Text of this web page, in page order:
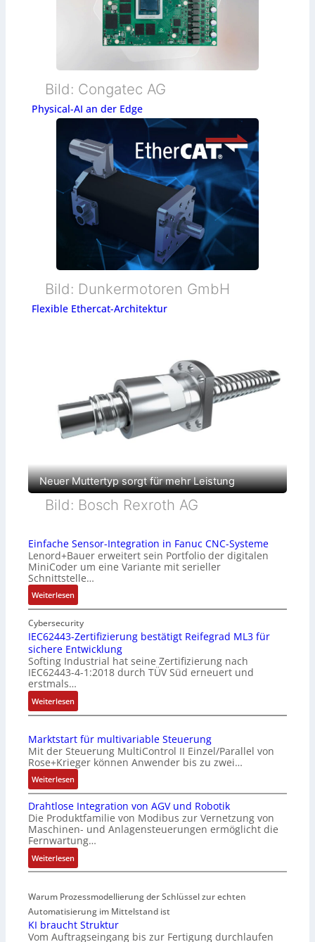
Bild: Congatec AG
Physical-AI an der Edge
Bild: Dunkermotoren GmbH
Flexible Ethercat-Architektur
Neuer Muttertyp sorgt für mehr Leistung
Bild: Bosch Rexroth AG
Einfache Sensor-Integration in Fanuc CNC-Systeme
Lenord+Bauer erweitert sein Portfolio der digitalen
MiniCoder um eine Variante mit serieller
Schnittstelle…
Weiterlesen:
E
i
n
f
a
c
h
e
S
n
s
o
r
-
n
t
e
g
r
t
i
o
Cybersecurity
IEC62443-Zertifizierung bestätigt Reifegrad ML3 für
sichere Entwicklung
Softing Industrial hat seine Zertifizierung nach
IEC62443-4-1:2018 durch TÜV Süd erneuert und
erstmals…
Weiterlesen:
I
C
6
2
4
4
-
Z
e
r
t
f
i
z
Marktstart für multivariable Steuerung
Mit der Steuerung MultiControl II Einzel/Parallel von
Rose+Krieger können Anwender bis zu zwei…
Weiterlesen:
M
a
r
k
t
s
t
r
t
f
ü
Drahtlose Integration von AGV und Robotik
Die Produktfamilie von Modibus zur Vernetzung von
Maschinen- und Anlagensteuerungen ermöglicht die
Fernwartung…
Weiterlesen:
D
a
h
t
l
Warum Prozessmodellierung der Schlüssel zur echten
Automatisierung im Mittelstand ist
KI braucht Struktur
Vom Auftragseingang bis zur Fertigung durchlaufen